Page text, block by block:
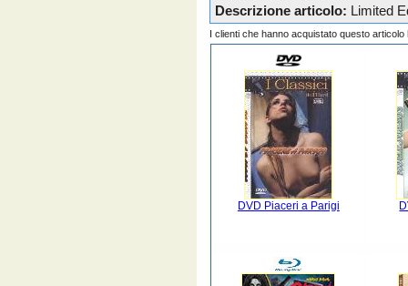
Descrizione articolo: Limited
I clienti che hanno acquistato questo
DVD Piaceri a Parigi